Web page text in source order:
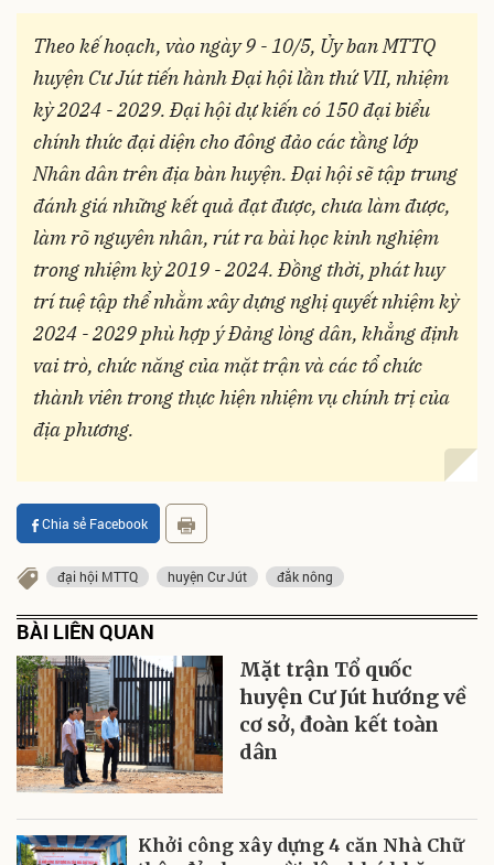
Theo kế hoạch, vào ngày 9 - 10/5, Ủy ban MTTQ
huyện Cư Jút tiến hành Đại hội lần thứ VII, nhiệm
kỳ 2024 - 2029. Đại hội dự kiến có 150 đại biểu
chính thức đại diện cho đông đảo các tầng lớp
Nhân dân trên địa bàn huyện. Đại hội sẽ tập trung
đánh giá những kết quả đạt được, chưa làm được,
làm rõ nguyên nhân, rút ra bài học kinh nghiệm
trong nhiệm kỳ 2019 - 2024. Đồng thời, phát huy
trí tuệ tập thể nhằm xây dựng nghị quyết nhiệm kỳ
2024 - 2029 phù hợp ý Đảng lòng dân, khẳng định
vai trò, chức năng của mặt trận và các tổ chức
thành viên trong thực hiện nhiệm vụ chính trị của
địa phương.
Chia sẻ Facebook
đại hội MTTQ huyện Cư Jút đắk nông
BÀI LIÊN QUAN
Mặt trận Tổ quốc
huyện Cư Jút hướng về
cơ sở, đoàn kết toàn
dân
Khởi công xây dựng 4 căn Nhà Chữ